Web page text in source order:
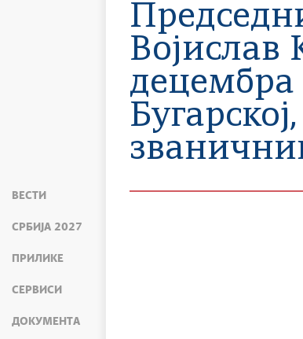
ВЕСТИ
СРБИЈА 2027
ПРИЛИКЕ
СЕРВИСИ
ДОКУМЕНТА
Војислав
децембра